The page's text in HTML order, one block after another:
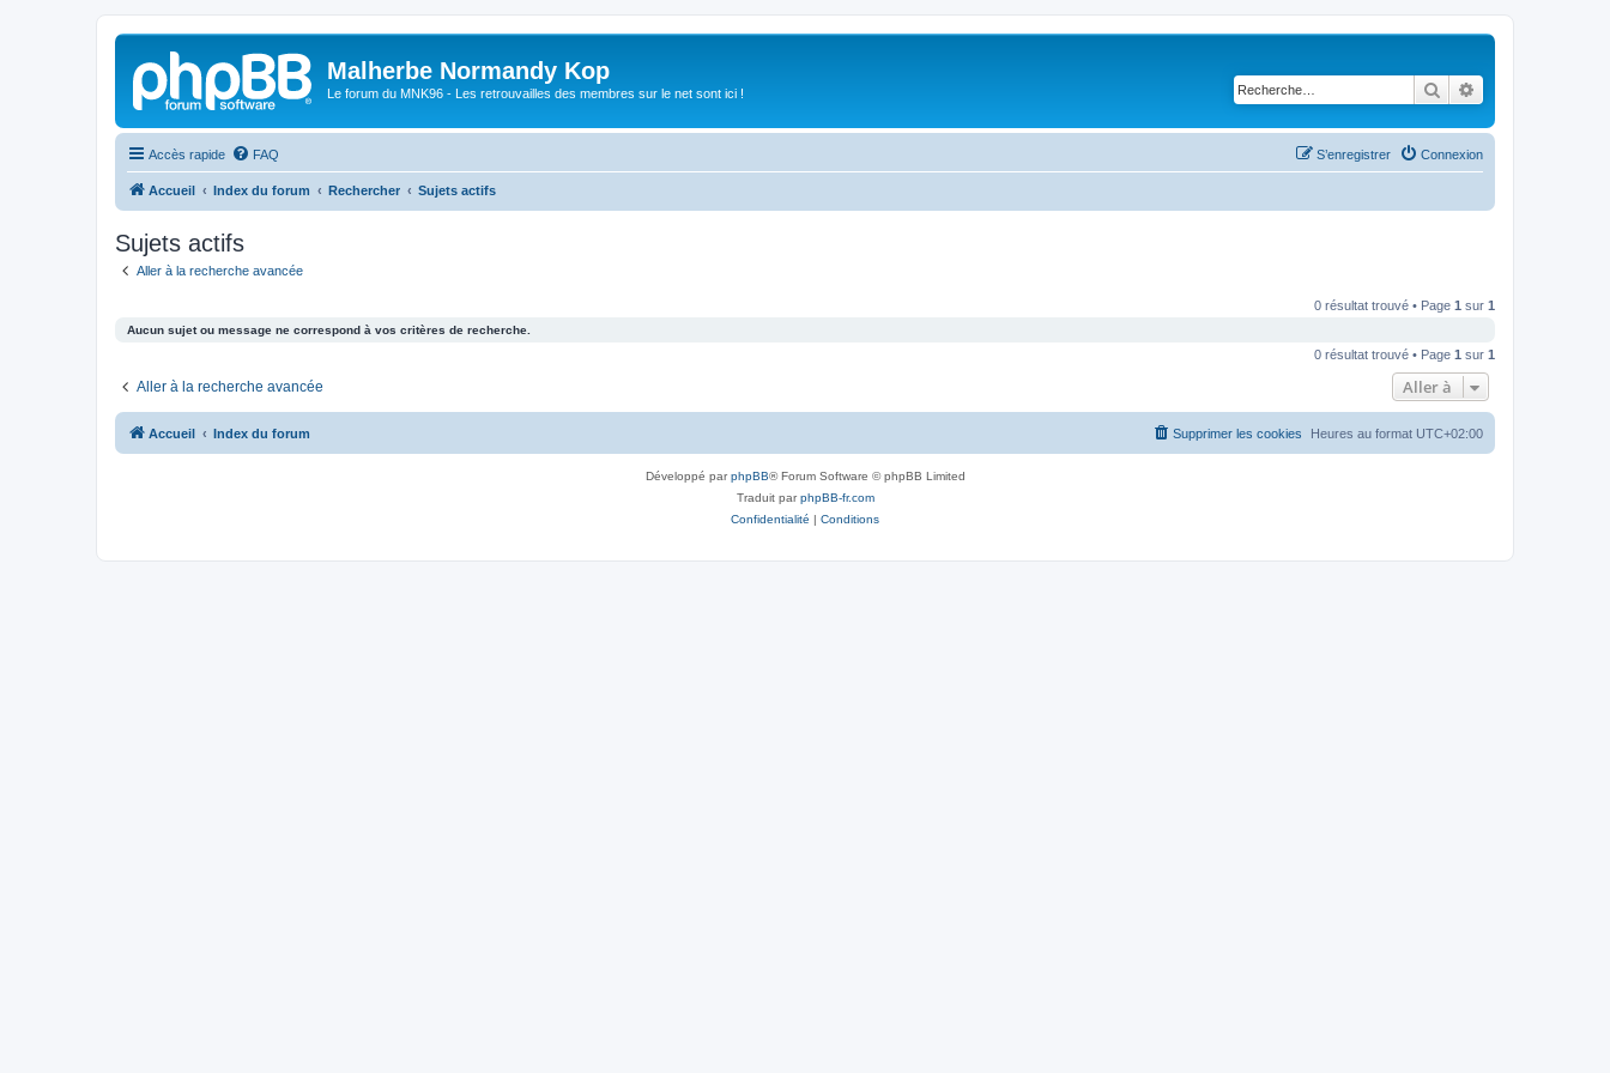
Malherbe Normandy Kop
Le forum du MNK96 - Les retrouvailles des membres sur le net sont ici ! Rechercher
Accès rapide FAQ Connexion
S’enregistrer
Accueil Index du forum Rechercher Sujets actifs
Sujets actifs
Aller à la recherche avancée
0 résultat trouvé • Page 1 sur 1
Aucun sujet ou message ne correspond à vos critères de recherche.
0 résultat trouvé • Page 1 sur 1
Aller à la recherche avancée Aller à
Accueil Index du forum Heures au format UTC+02:00
Supprimer les cookies
Développé parphpBB® Forum Software © phpBB Limited
Traduit parphpBB-fr.com
Confidentialité | Conditions